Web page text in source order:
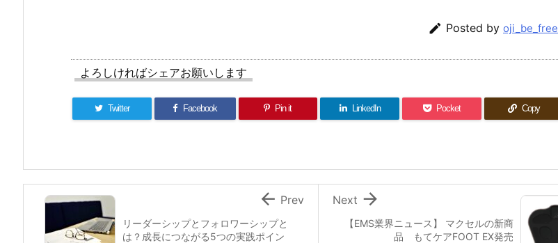
 Posted by oji_be_free
よろしければシェアお願いします
Twitter Facebook Pin it LinkedIn Pocket Copy
【EMS業界ニュース】 マクセルの新商
品 もてケアFOOT EX発売

Next
リーダーシップとフォロワーシップと
は？成長につながる5つの実践ポイン
 Prev